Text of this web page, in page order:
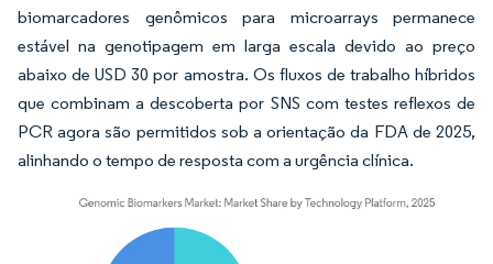
biomarcadores genômicos para microarrays permanece
estável na genotipagem em larga escala devido ao preço
abaixo de USD 30 por amostra. Os fluxos de trabalho híbridos
que combinam a descoberta por SNS com testes reflexos de
PCR agora são permitidos sob a orientação da FDA de 2025,
alinhando o tempo de resposta com a urgência clínica.